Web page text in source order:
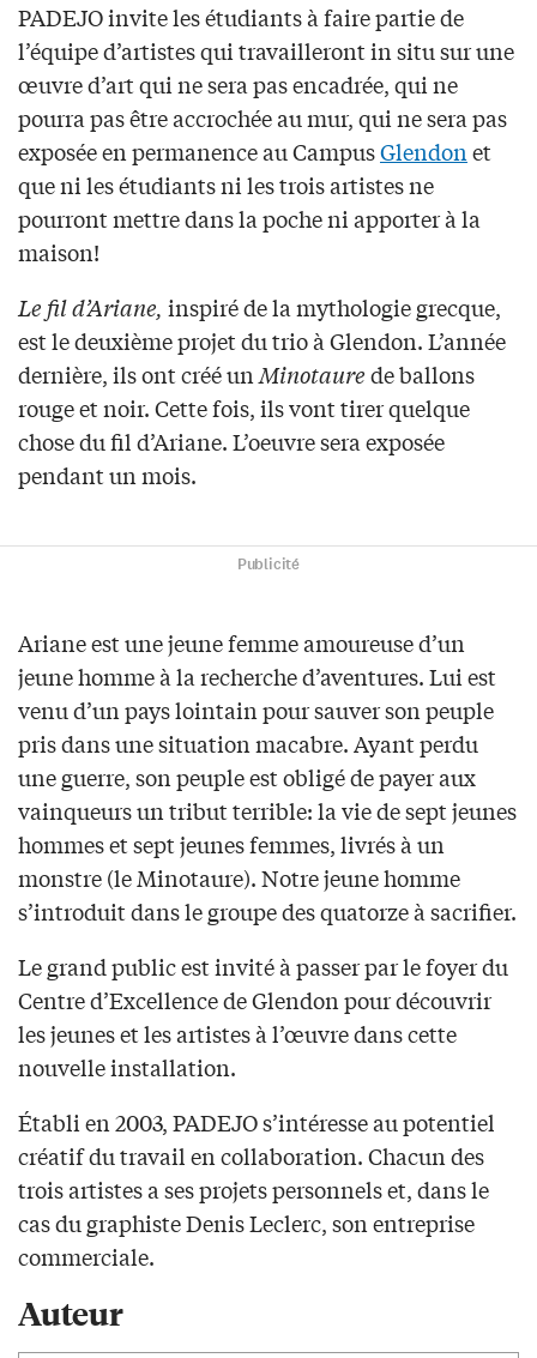
PADEJO invite les étudiants à faire partie de
l’équipe d’artistes qui travailleront in situ sur une
œuvre d’art qui ne sera pas encadrée, qui ne
pourra pas être accrochée au mur, qui ne sera pas
exposée en permanence au CampusGlendonet
que ni les étudiants ni les trois artistes ne
pourront mettre dans la poche ni apporter à la
maison!
Le fil d’Ariane, inspiré de la mythologie grecque,
est le deuxième projet du trio à Glendon. L’année
dernière, ils ont créé unMinotaurede ballons
rouge et noir. Cette fois, ils vont tirer quelque
chose du fil d’Ariane. L’oeuvre sera exposée
pendant un mois.
Publicité
Ariane est une jeune femme amoureuse d’un
jeune homme à la recherche d’aventures. Lui est
venu d’un pays lointain pour sauver son peuple
pris dans une situation macabre. Ayant perdu
une guerre, son peuple est obligé de payer aux
vainqueurs un tribut terrible: la vie de sept jeunes
hommes et sept jeunes femmes, livrés à un
monstre (le Minotaure). Notre jeune homme
s’introduit dans le groupe des quatorze à sacrifier.
Le grand public est invité à passer par le foyer du
Centre d’Excellence de Glendon pour découvrir
les jeunes et les artistes à l’œuvre dans cette
nouvelle installation.
Établi en 2003, PADEJO s’intéresse au potentiel
créatif du travail en collaboration. Chacun des
trois artistes a ses projets personnels et, dans le
cas du graphiste Denis Leclerc, son entreprise
commerciale.
Auteur